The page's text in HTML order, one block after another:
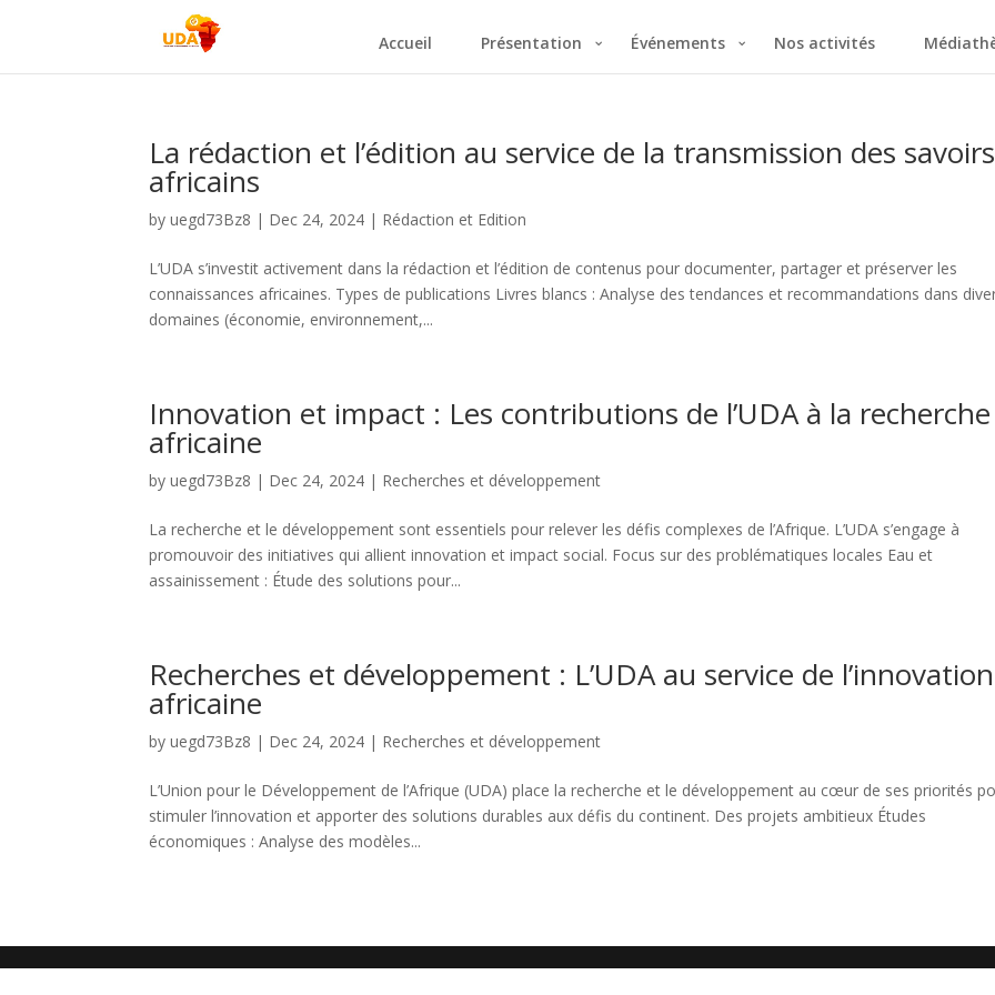
Accueil Présentation Événements Nos activités
La rédaction et l’édition au service de la transmission des savoirs
africains
byuegd73Bz8 | Dec 24, 2024 | ⁠Rédaction et Edition
L’UDA s’investit activement dans la rédaction et l’édition de contenus pour documenter, partager et préserver les
connaissances africaines. Types de publications Livres blancs : Analyse des tendances et recommandations dans
domaines (économie, environnement,...
Innovation et impact : Les contributions de l’UDA à la recherche
africaine
byuegd73Bz8 | Dec 24, 2024 | ⁠Recherches et développement
La recherche et le développement sont essentiels pour relever les défis complexes de l’Afrique. L’UDA s’engage à
promouvoir des initiatives qui allient innovation et impact social. Focus sur des problématiques locales Eau et
assainissement : Étude des solutions pour...
Recherches et développement : L’UDA au service de l’innovation
africaine
byuegd73Bz8 | Dec 24, 2024 | ⁠Recherches et développement
L’Union pour le Développement de l’Afrique (UDA) place la recherche et le développement au cœur de ses priorités
stimuler l’innovation et apporter des solutions durables aux défis du continent. Des projets ambitieux Études
économiques : Analyse des modèles...